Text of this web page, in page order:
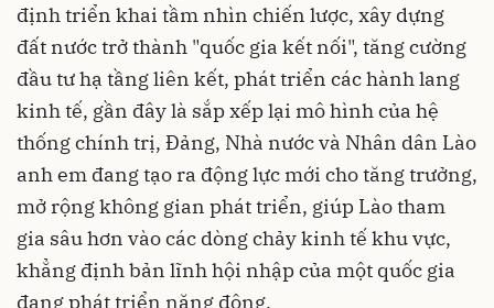
định triển khai tầm nhìn chiến lược, xây dựng
đất nước trở thành "quốc gia kết nối", tăng cường
đầu tư hạ tầng liên kết, phát triển các hành lang
kinh tế, gần đây là sắp xếp lại mô hình của hệ
thống chính trị, Đảng, Nhà nước và Nhân dân Lào
anh em đang tạo ra động lực mới cho tăng trưởng,
mở rộng không gian phát triển, giúp Lào tham
gia sâu hơn vào các dòng chảy kinh tế khu vực,
khẳng định bản lĩnh hội nhập của một quốc gia
đang phát triển năng động.